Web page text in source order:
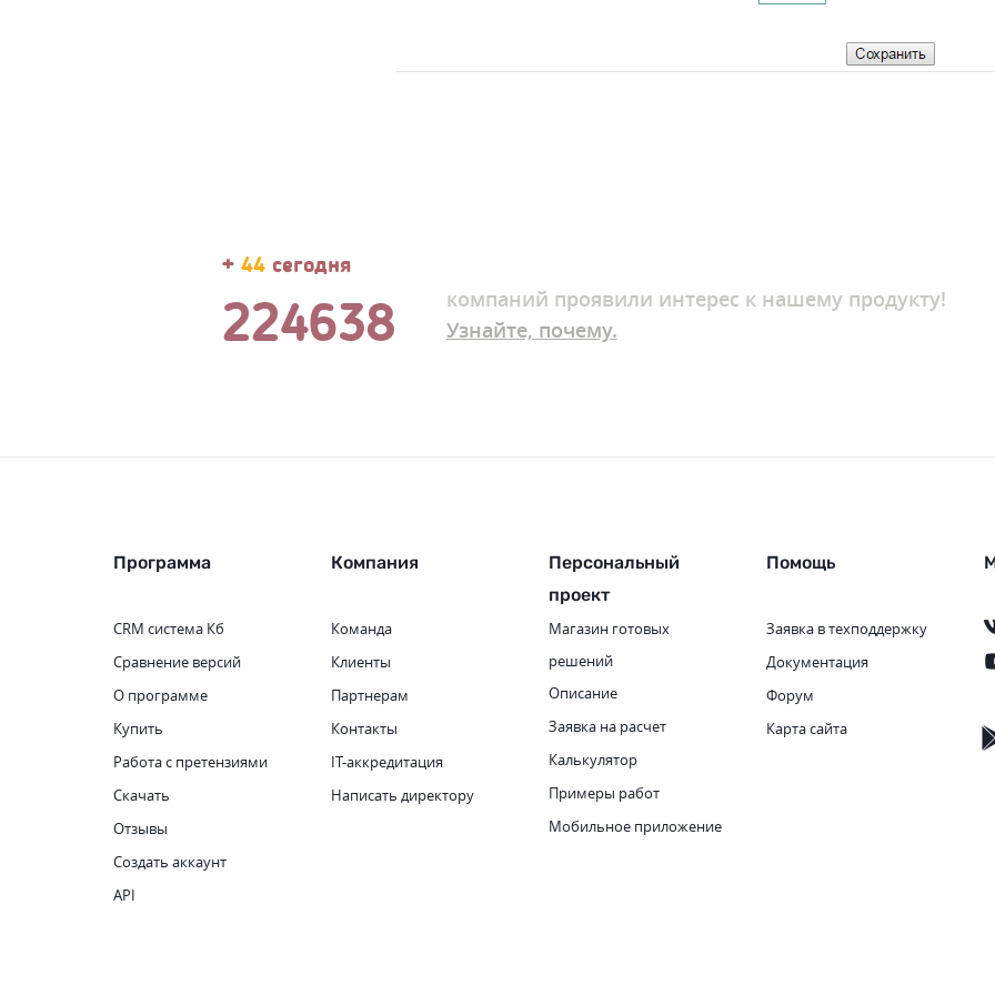
+ 44 сегодня
224638 компаний проявили интерес к нашему продукту!
Узнайте, почему.
Программа
CRM система Кб
Сравнение версий
О программе
Купить
Работа с претензиями
Скачать
Отзывы
Создать аккаунт
API
Компания
Команда
Клиенты
Партнерам
Контакты
IT-аккредитация
Написать директору
Персональный
проект
Магазин готовых
решений
Описание
Заявка на расчет
Калькулятор
Примеры работ
Мобильное приложение
Помощь
Заявка в техподдержку
Документация
Форум
Карта сайта